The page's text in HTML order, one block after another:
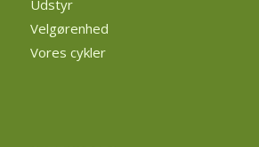
Udstyr
Velgørenhed
Vores cykler